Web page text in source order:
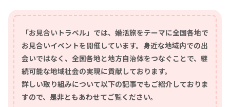
「お見合いトラベル」では、婚活旅をテーマに全国各地で
お見合いイベントを開催しています。身近な地域内での出
会いではなく、全国各地と地方自治体をつなぐことで、継
続可能な地域社会の実現に貢献しております。
詳しい取り組みについて以下の記事でもご紹介しておりま
すので、是非ともあわせてご覧ください。